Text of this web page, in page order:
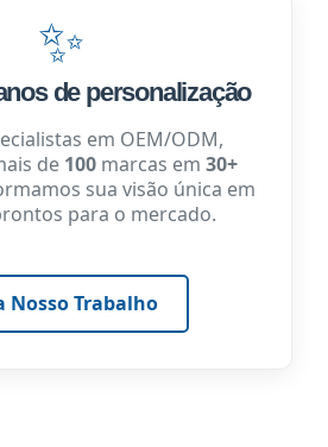
✨
de personalização
em OEM/ODM,
de 100 marcas em 30+
sua visão única em
para o mercado.
Nosso Trabalho